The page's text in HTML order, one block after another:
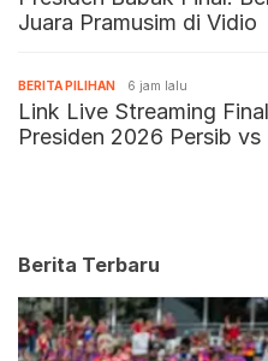
Juara Pramusim di Vidio
BERITA PILIHAN 6 jam lalu
Link Live Streaming
Presiden 2026 Persib vs
Berita Terbaru